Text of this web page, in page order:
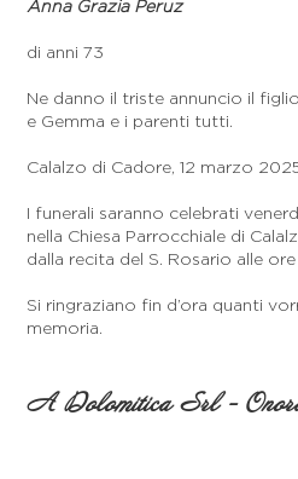
Anna Grazia Peruz
di anni 73
Ne danno il triste annuncio il
e Gemma e i parenti tutti.
Calalzo di Cadore, 12 marzo
I funerali saranno celebrati
nella Chiesa Parrocchiale di
dalla recita del S. Rosario alle ore
Si ringraziano fin d’ora quanti
memoria.
A Dolomitica Srl -